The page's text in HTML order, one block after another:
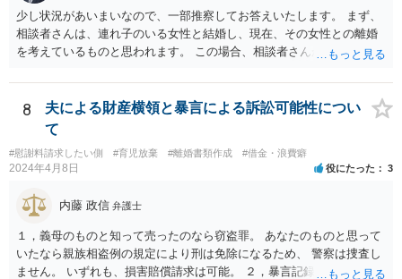
少し状況があいまいなので、一部推察してお答えいたします。 まず、
相談者さんは、連れ子のいる女性と結婚し、現在、その女性との離婚
を考えているものと思われます。 この場合、相談者さんが、その連れ
ていない場合は、婚姻とともに親権を取得することはありませんの
で、本来的には、婚姻期間中も連れ子の扶養義務はありませんし、離
婚したならなおさら無関係となりますので、養育費を支払う義務は生
じません。 一方、婚姻と同時に連れ子を養子縁組（普通養子縁組）し
た場合、離婚をしても、養親子関係は当然には終了しませんので、親
権の問題が生じえますし、養育費の支払い義務も発生します。 ただ
し、もともと、血のつながりが無いので、相談者さんが親権を取得す
ることはないと思われますし、連れ子だから養子縁組したという関係
でしたら、離婚に伴い養子との離縁も認められるのが一般的ですの
で、離縁すれば、当然に養育費の支払い義務は無くなります。 以上、
ご参考まで。
8
夫による財産横領と暴言による訴訟可能性につい
て
#慰謝料請求したい側 #育児放棄 #離婚書類作成 #借金・浪費癖
2024年4月8日 役にたった 3
内藤 政信 弁護士
１，義母のものと知って売ったのなら窃盗罪。 あなたのものと思って
いたなら親族相盗例の規定により刑は免除になるため、 警察は捜査し
ません。 いずれも、損害賠償請求は可能。 ２，暴言記録は、パワハラ